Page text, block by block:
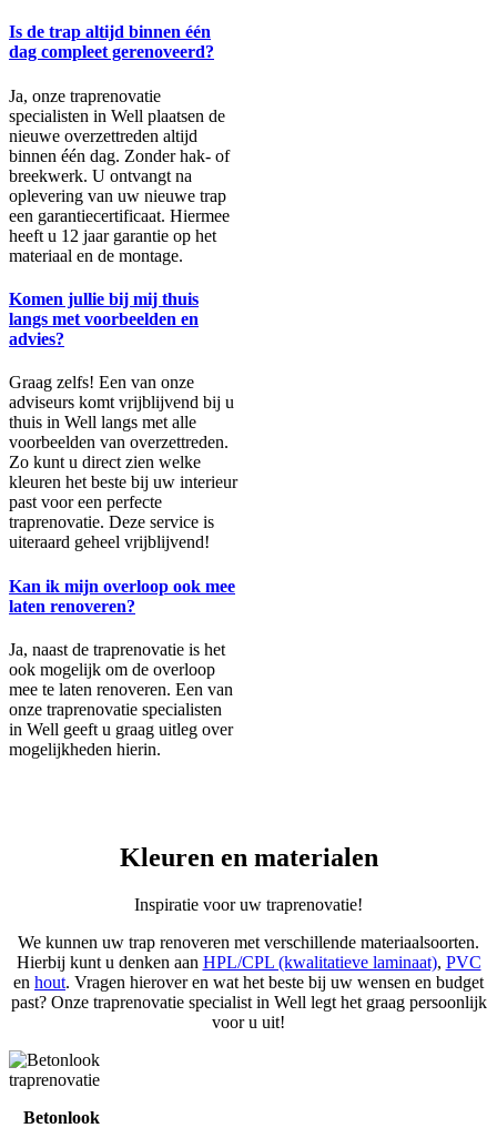
Is de trap altijd binnen één
dag compleet gerenoveerd?
Ja, onze traprenovatie
specialisten in Well plaatsen de
nieuwe overzettreden altijd
binnen één dag. Zonder hak- of
breekwerk. U ontvangt na
oplevering van uw nieuwe trap
een garantiecertificaat. Hiermee
heeft u 12 jaar garantie op het
materiaal en de montage.
Komen jullie bij mij thuis
langs met voorbeelden en
advies?
Graag zelfs! Een van onze
adviseurs komt vrijblijvend bij u
thuis in Well langs met alle
voorbeelden van overzettreden.
Zo kunt u direct zien welke
kleuren het beste bij uw interieur
past voor een perfecte
traprenovatie. Deze service is
uiteraard geheel vrijblijvend!
Kan ik mijn overloop ook mee
laten renoveren?
Ja, naast de traprenovatie is het
ook mogelijk om de overloop
mee te laten renoveren. Een van
onze traprenovatie specialisten
in Well geeft u graag uitleg over
mogelijkheden hierin.
Kleuren en materialen
Inspiratie voor uw traprenovatie!
We kunnen uw trap renoveren met verschillende materiaalsoorten.
Hierbij kunt u denken aan HPL/CPL (kwalitatieve laminaat), PVC
en hout. Vragen hierover en wat het beste bij uw wensen en budget
past? Onze traprenovatie specialist in Well legt het graag persoonlijk
voor u uit!
Betonlook